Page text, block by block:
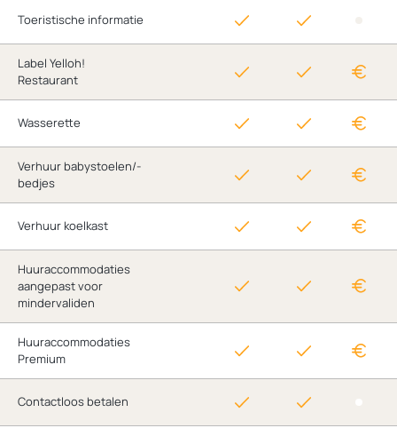
Toeristische informatie
Label Yelloh!
Restaurant
Wasserette
Verhuur babystoelen/-
bedjes
Verhuur koelkast
Huuraccommodaties
aangepast voor
mindervaliden
Huuraccommodaties
Premium
Contactloos betalen